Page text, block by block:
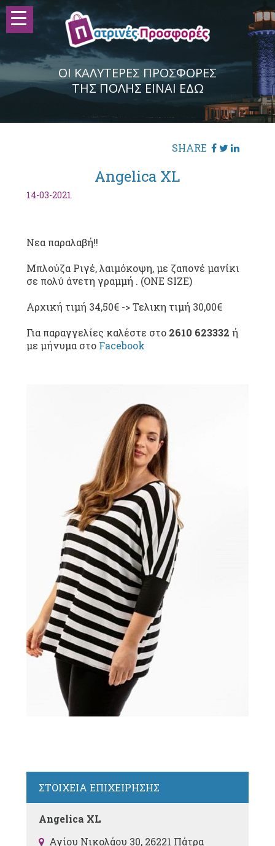
ΟΙ ΚΑΛΥΤΕΡΕΣ ΠΡΟΣΦΟΡΕΣ
ΤΗΣ ΠΟΛΗΣ ΕΙΝΑΙ ΕΔΩ
SHARE
Angelica XL
14-03-2021
Νεα παραλαβή!!
Μπλούζα Ριγέ, λαιμόκοψη, με ζαπονέ μανίκι
σε πολύ άνετη γραμμή . (ONE SIZE)
Αρχική τιμή 34,50€ -> Τελικη τιμή 30,00€
Για παραγγελίες καλέστε στο 2610 623332 ή
με μήνυμα στο Facebook
ΣΤΟΙΧΕΙΑ ΕΠΙΧΕΙΡΗΣΗΣ
Angelica XL
Αγίου Νικολάου 30, 26221 Πάτρα